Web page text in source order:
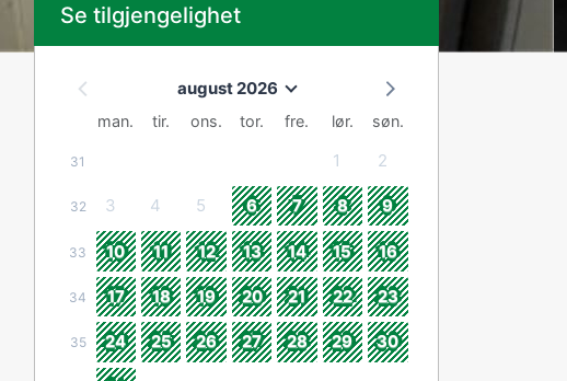
Se tilgjengelighet
august 2026
man. tir. ons. tor. fre. lør. søn.
31 1 2
32 3 4 5 6 7 8 9
33 10 11 12 13 14 15 16
34 17 18 19 20 21 22 23
35 24 25 26 27 28 29 30